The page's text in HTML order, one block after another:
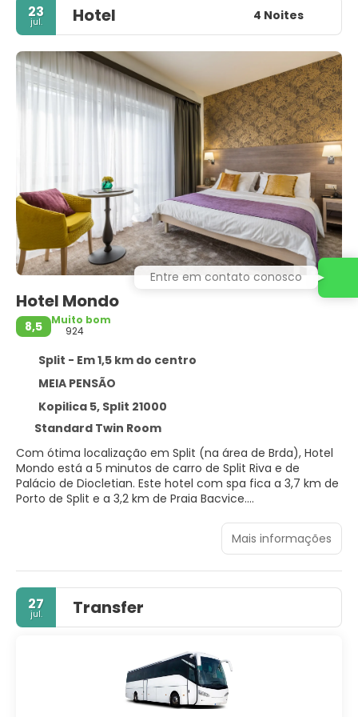
23
jul. Hotel 4 Noites
Hotel Mondo
8,5
Muito bom
924
Split - Em 1,5 km do centro
MEIA PENSÃO
Kopilica 5, Split 21000
Standard Twin Room
Com ótima localização em Split (na área de Brda), Hotel
Mondo está a 5 minutos de carro de Split Riva e de
Palácio de Diocletian. Este hotel com spa fica a 3,7 km de
Porto de Split e a 3,2 km de Praia Bacvice.
Presenteie-se com uma visita ao spa, que oferece
massagens. Você pode aproveitar as instalações
recreativas, como uma piscina interna, uma sauna seca
e uma academia. Este hotel oferece Wi-Fi de cortesia,
serviços de concierge e salão de banquetes.
Sinta-se em casa em um de nossos 52 quartos com ar-
espuma com sistema de memória apresenta edredons
de pluma e roupas de cama premium. A propriedade
oferece Wi-Fi de cortesia para navegar na web e canais a
cabo para a sua diversão. Banheiros possuem banheiras e
produtos de toalete de cortesia.
Mais informações
27
jul. Transfer
Entre em contato conosco